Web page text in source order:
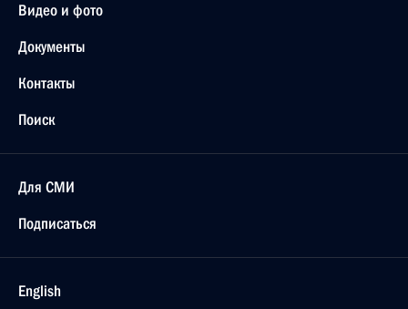
Видео и фото
Документы
Контакты
Поиск
Для СМИ
Подписаться
English